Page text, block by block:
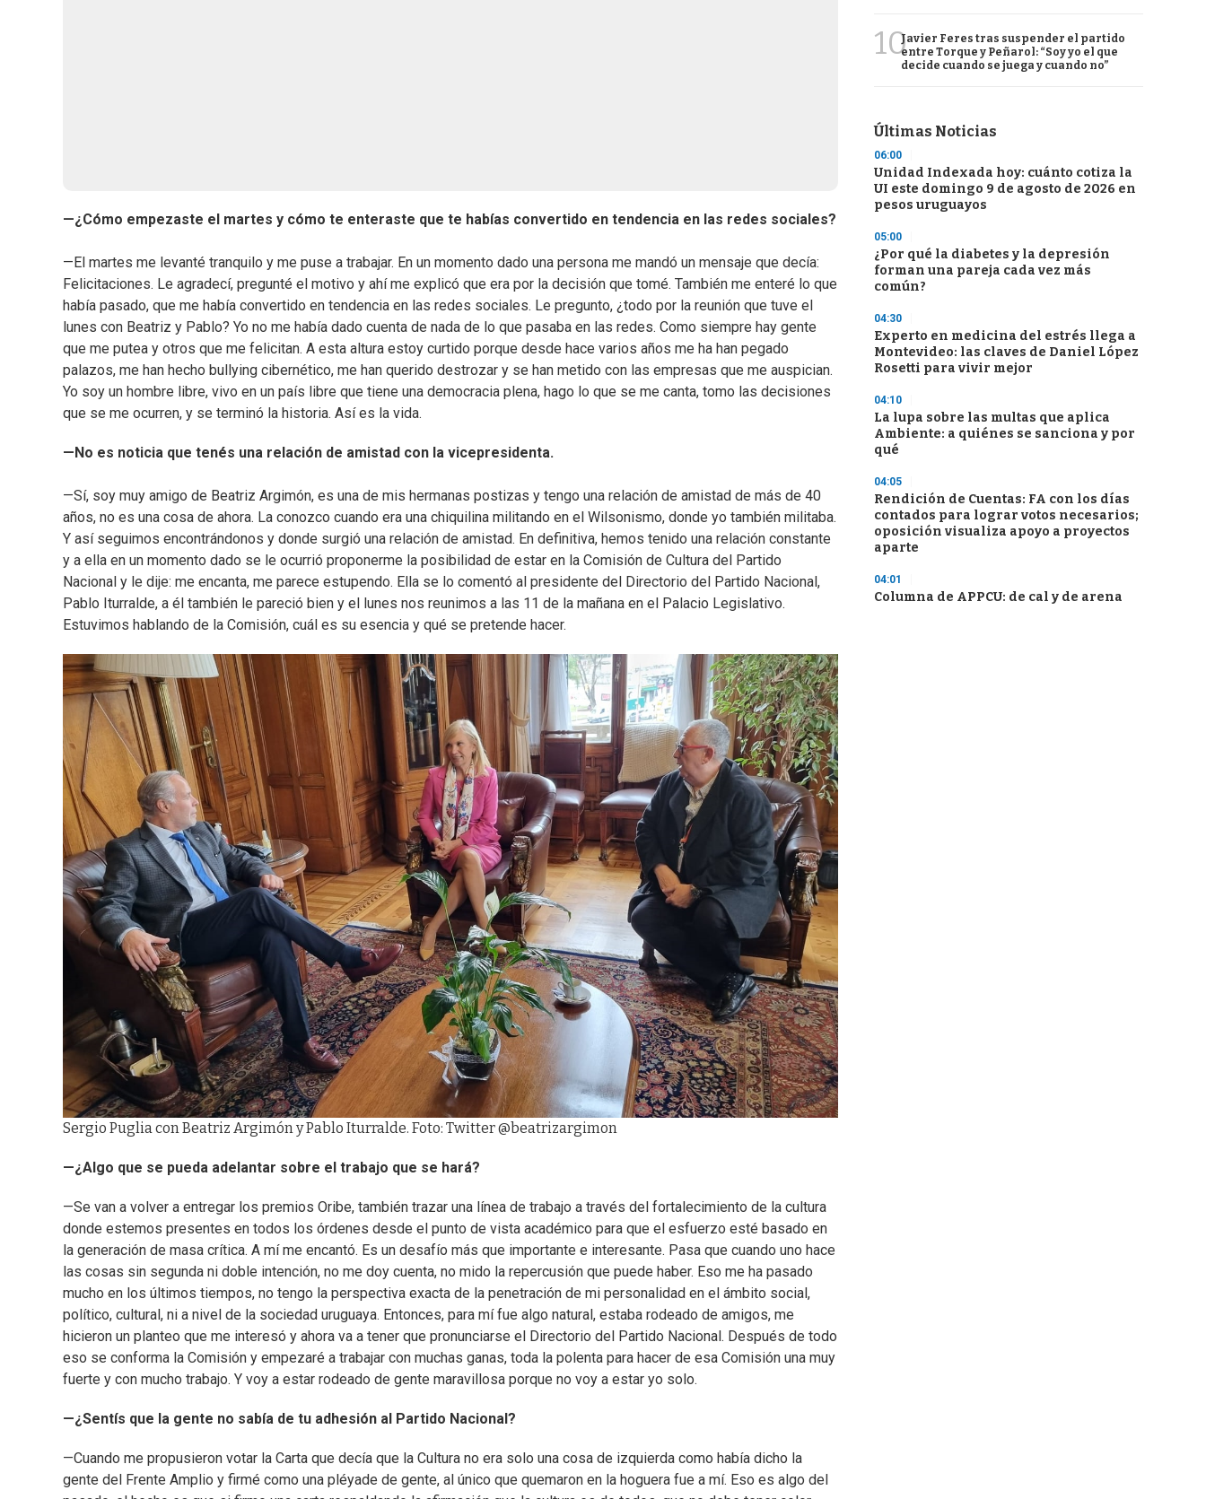
—¿Cómo empezaste el martes y cómo te enteraste que te habías convertido en tendencia en las redes sociales?
—El martes me levanté tranquilo y me puse a trabajar. En un momento dado una persona me mandó un mensaje que decía:
Felicitaciones. Le agradecí, pregunté el motivo y ahí me explicó que era por la decisión que tomé. También me enteré lo que
había pasado, que me había convertido en tendencia en las redes sociales. Le pregunto, ¿todo por la reunión que tuve el
lunes con Beatriz y Pablo? Yo no me había dado cuenta de nada de lo que pasaba en las redes. Como siempre hay gente
que me putea y otros que me felicitan. A esta altura estoy curtido porque desde hace varios años me ha han pegado
palazos, me han hecho bullying cibernético, me han querido destrozar y se han metido con las empresas que me auspician.
Yo soy un hombre libre, vivo en un país libre que tiene una democracia plena, hago lo que se me canta, tomo las decisiones
que se me ocurren, y se terminó la historia. Así es la vida.
—No es noticia que tenés una relación de amistad con la vicepresidenta.
—Sí, soy muy amigo de Beatriz Argimón, es una de mis hermanas postizas y tengo una relación de amistad de más de 40
años, no es una cosa de ahora. La conozco cuando era una chiquilina militando en el Wilsonismo, donde yo también militaba.
Y así seguimos encontrándonos y donde surgió una relación de amistad. En definitiva, hemos tenido una relación constante
y a ella en un momento dado se le ocurrió proponerme la posibilidad de estar en la Comisión de Cultura del Partido
Nacional y le dije: me encanta, me parece estupendo. Ella se lo comentó al presidente del Directorio del Partido Nacional,
Pablo Iturralde, a él también le pareció bien y el lunes nos reunimos a las 11 de la mañana en el Palacio Legislativo.
Estuvimos hablando de la Comisión, cuál es su esencia y qué se pretende hacer.
Sergio Puglia con Beatriz Argimón y Pablo Iturralde. Foto: Twitter @beatrizargimon
—¿Algo que se pueda adelantar sobre el trabajo que se hará?
—Se van a volver a entregar los premios Oribe, también trazar una línea de trabajo a través del fortalecimiento de la cultura
donde estemos presentes en todos los órdenes desde el punto de vista académico para que el esfuerzo esté basado en
la generación de masa crítica. A mí me encantó. Es un desafío más que importante e interesante. Pasa que cuando uno hace
las cosas sin segunda ni doble intención, no me doy cuenta, no mido la repercusión que puede haber. Eso me ha pasado
mucho en los últimos tiempos, no tengo la perspectiva exacta de la penetración de mi personalidad en el ámbito social,
político, cultural, ni a nivel de la sociedad uruguaya. Entonces, para mí fue algo natural, estaba rodeado de amigos, me
hicieron un planteo que me interesó y ahora va a tener que pronunciarse el Directorio del Partido Nacional. Después de todo
eso se conforma la Comisión y empezaré a trabajar con muchas ganas, toda la polenta para hacer de esa Comisión una muy
fuerte y con mucho trabajo. Y voy a estar rodeado de gente maravillosa porque no voy a estar yo solo.
—¿Sentís que la gente no sabía de tu adhesión al Partido Nacional?
—Cuando me propusieron votar la Carta que decía que la Cultura no era solo una cosa de izquierda como había dicho la
gente del Frente Amplio y firmé como una pléyade de gente, al único que quemaron en la hoguera fue a mí. Eso es algo del
10Javier Feres tras suspender el partido
entre Torque y Peñarol: “Soy yo el que
decide cuando se juega y cuando no”
Últimas Noticias
06:00
Unidad Indexada hoy: cuánto cotiza la
UI este domingo 9 de agosto de 2026 en
pesos uruguayos
05:00
¿Por qué la diabetes y la depresión
forman una pareja cada vez más
común?
04:30
Experto en medicina del estrés llega a
Montevideo: las claves de Daniel López
Rosetti para vivir mejor
04:10
La lupa sobre las multas que aplica
Ambiente: a quiénes se sanciona y por
qué
04:05
Rendición de Cuentas: FA con los días
contados para lograr votos necesarios;
oposición visualiza apoyo a proyectos
aparte
04:01
Columna de APPCU: de cal y de arena